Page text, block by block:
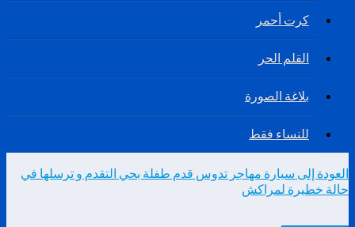
كرت أحمر
القلم الحر
بلاغة الصورة
للنساء فقط
العودة إلى سيارة مهاجر تدوس قدم طفلة بحي التقدم و ترسلها في
حالة خطيرة لمراكش